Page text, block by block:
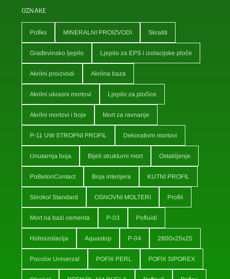
OZNAKE
Pofiks MINERALNI PROIZVODI Skratiti
Građevinsko ljepilo Ljepilo za EPS i izolacijske ploče
Akrilni proizvodi Akrilna baza
Akrilni ukrasni mortovi Ljepilo za pločice
Akrilni mortovi i boje Mort za ravnanje
P-11 UW STROPNI PROFIL Dekorativni mortovi
Unutarnja boja Bijeli strukturni mort Ostakljenje
PoBetonContact Boja interijera KUTNI PROFIL
Stirokol Standard OSNOVNI MOLTERI Profili
Mort na bazi cementa P-03 Pofluidi
Hidroizolacija Aquastop P-04 2800x25x25
Pocolor Univerzal POFIX PERL POFIX SIPOREX